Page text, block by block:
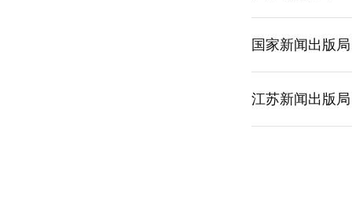
国家新闻出版局
江苏新闻出版局